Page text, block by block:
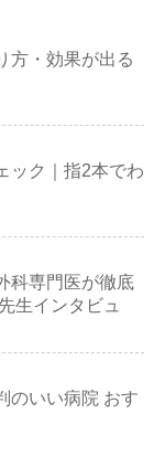
方・効果が出る
ック｜指2本でわ
科専門医が徹底
生インタビュ
のいい病院 おす